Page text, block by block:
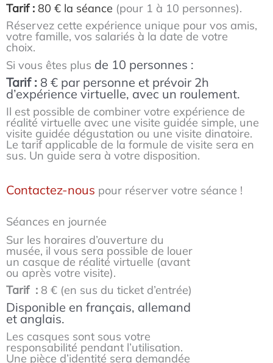
Tarif : 80 € la séance (pour 1 à 10 personnes).
Réservez cette expérience unique pour vos amis,
votre famille, vos salariés à la date de votre
choix.
Si vous êtes plus de 10 personnes :
Tarif : 8 € par personne et prévoir 2h
d’expérience virtuelle, avec un roulement.
Il est possible de combiner votre expérience de
réalité virtuelle avec une visite guidée simple, une
visite guidée dégustation ou une visite dinatoire.
Le tarif applicable de la formule de visite sera en
sus. Un guide sera à votre disposition.
Contactez-nous pour réserver votre séance !
Séances en journée
Sur les horaires d’ouverture du
musée, il vous sera possible de louer
un casque de réalité virtuelle (avant
ou après votre visite).
Tarif : 8 € (en sus du ticket d’entrée)
Disponible en français, allemand
et anglais.
Les casques sont sous votre
responsabilité pendant l’utilisation.
Une pièce d’identité sera demandée